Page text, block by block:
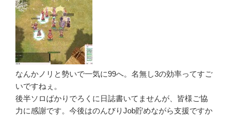
なんかノリと勢いで一気に99へ。名無し3の効率ってすご
いですねぇ。
後半ソロばかりでろくに日誌書いてませんが、皆様ご協
力に感謝です。今後はのんびりJob貯めながら支援ですか